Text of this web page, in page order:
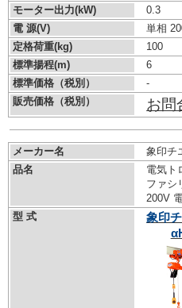
モーター出力(kW)
0.3
電 源(V)
単相
定格荷重(kg)
100
標準揚程(m)
6
標準価格（税別）
-
販売価格（税別）
お問
メーカー名
象印チ
品名
電気ト
ファシ
200V
型 式
象印